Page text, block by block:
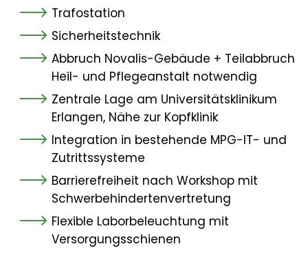
Trafostation
Sicherheitstechnik
Abbruch Novalis-Gebäude + Teilabbruch
Heil- und Pflegeanstalt notwendig
Zentrale Lage am Universitätsklinikum
Erlangen, Nähe zur Kopfklinik
Integration in bestehende MPG-IT- und
Zutrittssysteme
Barrierefreiheit nach Workshop mit
Schwerbehindertenvertretung
Flexible Laborbeleuchtung mit
Versorgungsschienen